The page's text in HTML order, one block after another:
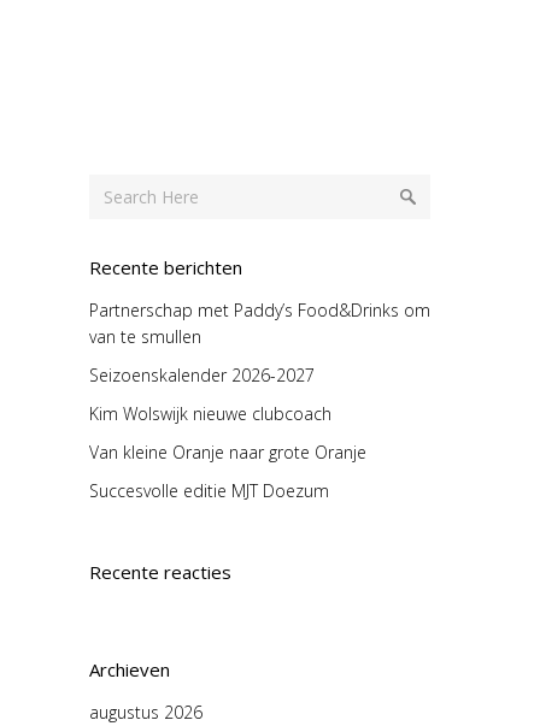
Recente berichten
Partnerschap met Paddy’s Food&Drinks om
van te smullen
Seizoenskalender 2026-2027
Kim Wolswijk nieuwe clubcoach
Van kleine Oranje naar grote Oranje
Succesvolle editie MJT Doezum
Recente reacties
Archieven
augustus 2026